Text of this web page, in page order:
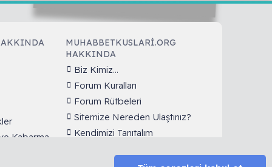
Kabarma
MUHABBETKUSLARI.ORG
HAKKINDA
Biz Kimiz...
Forum Kuralları
Forum Rütbeleri
Sitemize Nereden Ulaştınız?
Kendimizi Tanıtalım